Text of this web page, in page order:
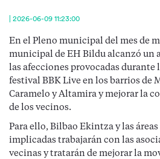
| 2026-06-09 11:23:00
En el Pleno municipal del mes de
municipal de EH Bildu alcanzó un
las afecciones provocadas durante
festival BBK Live en los barrios de
Caramelo y Altamira y mejorar la
de los vecinos.
Para ello, Bilbao Ekintza y las
implicadas trabajarán con las
vecinas y tratarán de mejorar la